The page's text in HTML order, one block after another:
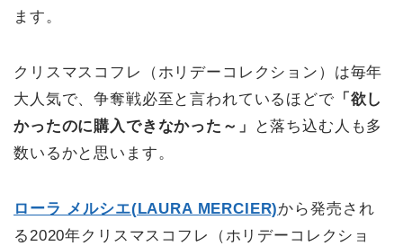
ます。
クリスマスコフレ（ホリデーコレクション）は毎年
大人気で、争奪戦必至と言われているほどで 「欲し
かったのに購入できなかった～」
と落ち込む人も多
数いるかと思います。
ローラ メルシエ(LAURA MERCIER)から発売され
る2020年クリスマスコフレ（ホリデーコレクショ